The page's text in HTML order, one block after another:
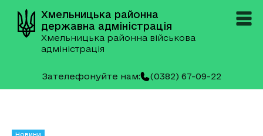
Хмельницька районна
державна адміністрація
Хмельницька районна військова
адміністрація
Зателефонуйте нам: (0382) 67-09-22
Новини